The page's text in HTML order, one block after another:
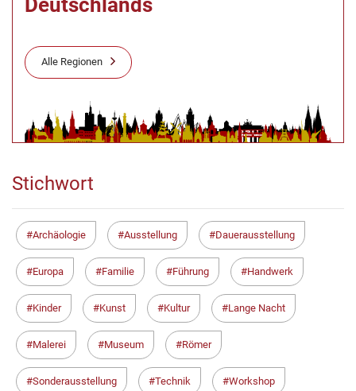
Deutschlands
Alle Regionen
Stichwort
Archäologie Ausstellung Dauerausstellung
Europa Familie Führung Handwerk
Kinder Kunst Kultur Lange Nacht
Malerei Museum Römer
Sonderausstellung Technik Workshop